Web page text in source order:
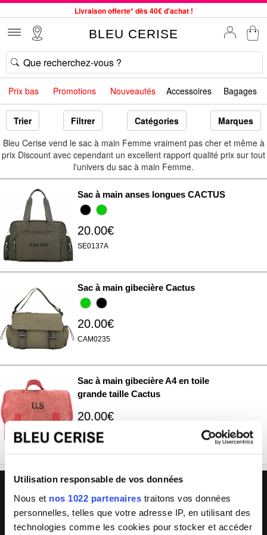
Utilisation responsable de vos données
Nous et nos 1022 partenaires traitons vos données
personnelles, telles que votre adresse IP, en utilisant des
technologies comme les cookies pour stocker et accéder
Livraison offerte* dès 40€ d'achat !
Commande avant 12h expédiée le jour même, du lundi au vendredi
33 magasins en France. Un à proximité de chez vous ?
Bon shopping chez BLEU CERISE !
Jusqu'à -75% sur le site du 29/07 au 27/08
Samsonite, Delsey, American Tourister, Little Marcel à Prix Bas
BLEU CERISE
Prix bas Promotions Nouveautés Accessoires Bagages
Trier Filtrer Catégories
Marques
Bleu Cerise vend le sac à main Femme vraiment pas cher et même à
prix Discount avec cependant un excellent rapport qualité prix sur tout
l'univers du sac à main Femme.
Sac à main anses longues CACTUS
20.00€
SE0137A
Sac à main gibecière Cactus
20.00€
CAM0235
Sac à main gibecière A4 en toile
grande taille Cactus
20.00€
CAM0083
L'avantage Bleu Cerise
🏪
33 magasins
Grand Sud-Est de la France
💬
Conseils experts
en boutique & en ligne